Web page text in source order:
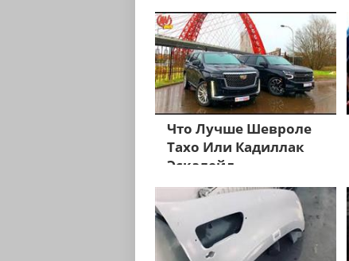
Что Лучше Шевроле
Тахо Или Кадиллак
Эскалейд